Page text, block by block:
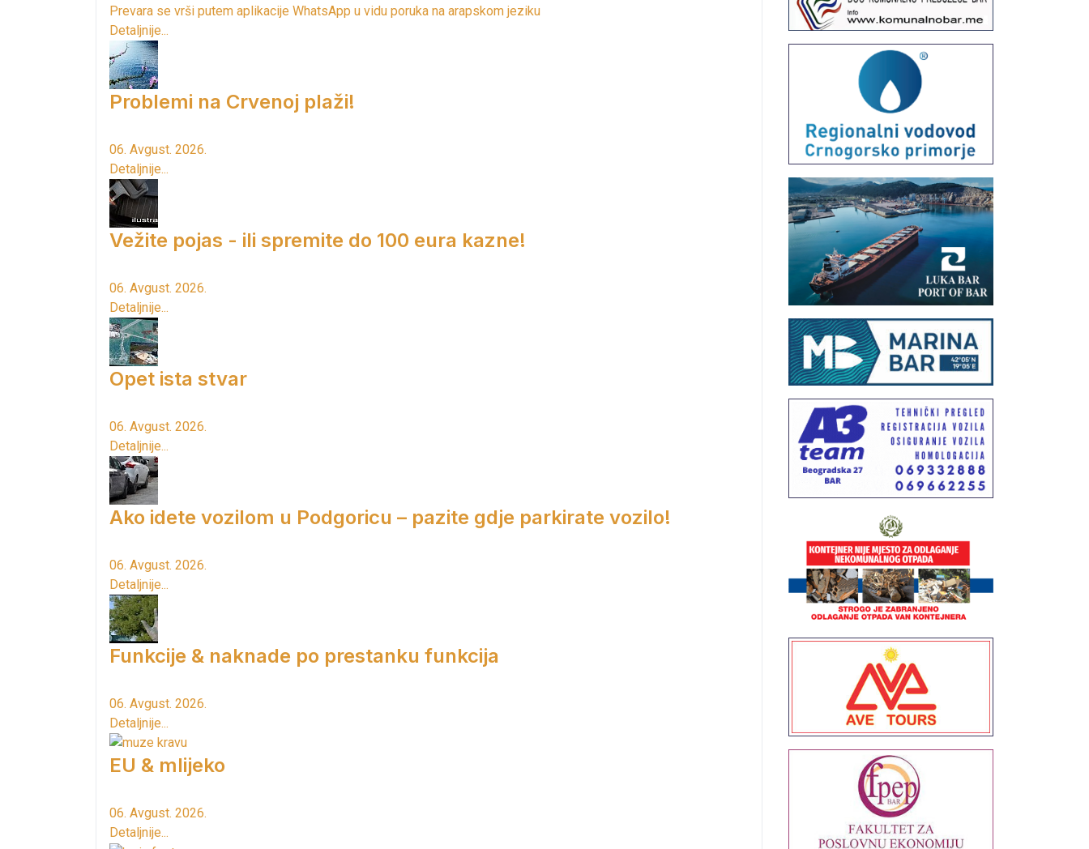
Prevara se vrši putem aplikacije WhatsApp u vidu poruka na arapskom jeziku
Detaljnije...
Problemi na Crvenoj plaži!
06. Avgust. 2026.
Detaljnije...
Vežite pojas - ili spremite do 100 eura kazne!
06. Avgust. 2026.
Detaljnije...
Opet ista stvar
06. Avgust. 2026.
Detaljnije...
Ako idete vozilom u Podgoricu – pazite gdje parkirate vozilo!
06. Avgust. 2026.
Detaljnije...
Funkcije & naknade po prestanku funkcija
06. Avgust. 2026.
Detaljnije...
EU & mlijeko
06. Avgust. 2026.
Detaljnije...